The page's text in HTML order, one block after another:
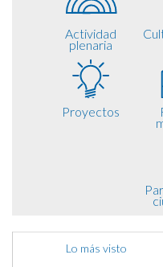
Actividad
plenaria
Proyectos
Lo más visto